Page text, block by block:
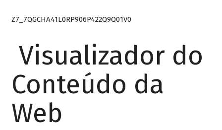
Z7_7QGCHA41L0RP906P422Q9Q01V0
Visualizador do
Conteúdo da
Web